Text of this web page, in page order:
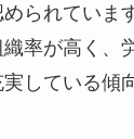
られていま
率が高く、
している傾